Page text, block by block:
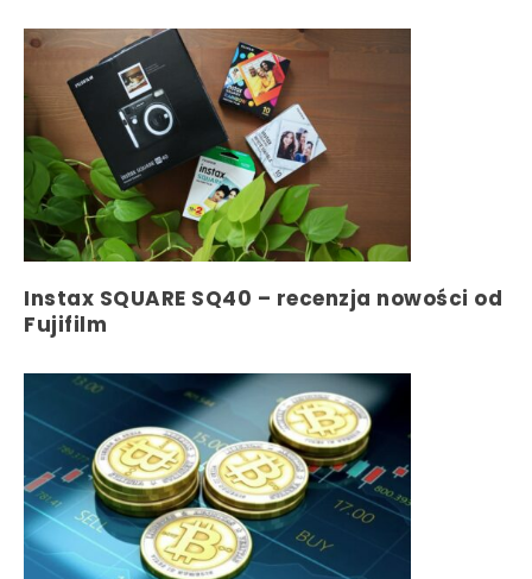
Instax SQUARE SQ40 – recenzja nowości od
Fujifilm